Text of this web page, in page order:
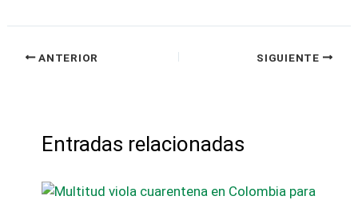
ANTERIOR SIGUIENTE
Entradas relacionadas